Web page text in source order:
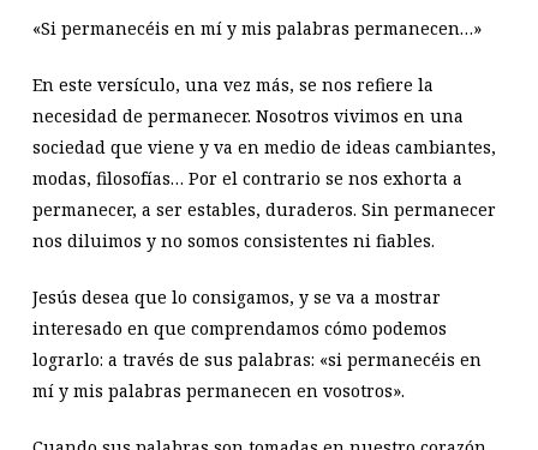
«Si permanecéis en mí y mis palabras permanecen…»
En este versículo, una vez más, se nos refiere la
necesidad de permanecer. Nosotros vivimos en una
sociedad que viene y va en medio de ideas cambiantes,
modas, filosofías… Por el contrario se nos exhorta a
permanecer, a ser estables, duraderos. Sin permanecer
nos diluimos y no somos consistentes ni fiables.
Jesús desea que lo consigamos, y se va a mostrar
interesado en que comprendamos cómo podemos
lograrlo: a través de sus palabras: «si permanecéis en
mí y mis palabras permanecen en vosotros».